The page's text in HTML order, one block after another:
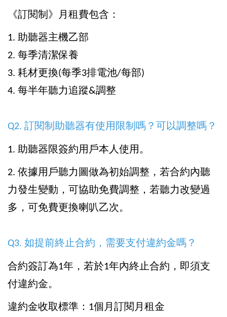
《訂閱制》月租費包含：
1. 助聽器主機乙部
2. 每季清潔保養
3. 耗材更換(每季3排電池/每部)
4. 每半年聽力追蹤&調整
Q2. 訂閱制助聽器有使用限制嗎？可以調整嗎？
1. 助聽器限簽約用戶本人使用。
2. 依據用戶聽力圖做為初始調整，若合約內聽
力發生變動，可協助免費調整，若聽力改變過
多，可免費更換喇叭乙次。
Q3. 如提前終止合約，需要支付違約金嗎？
合約簽訂為1年，若於1年內終止合約，即須支
付違約金。
違約金收取標準：1個月訂閱月租金